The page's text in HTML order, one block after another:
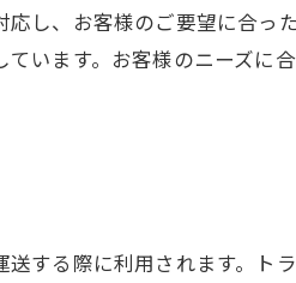
し、お客様のご要望に合った
います。お客様のニーズに
する際に利用されます。トラ